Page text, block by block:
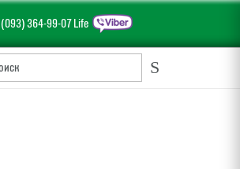
(093) 364-99-07 Life
S